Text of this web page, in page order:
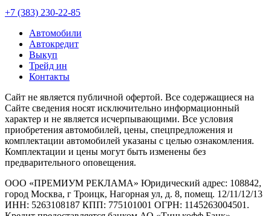
+7 (383) 230-22-85
Автомобили
Автокредит
Выкуп
Трейд ин
Контакты
Cайт не является публичной офертой. Все содержащиеся на
Сайте сведения носят исключительно информационный
характер и не является исчерпывающими. Все условия
приобретения автомобилей, цены, спецпредложения и
комплектации автомобилей указаны с целью ознакомления.
Комплектации и цены могут быть изменены без
предварительного оповещения.
ООО «ПРЕМИУМ РЕКЛАМА» Юридический адрес: 108842,
город Москва, г Троицк, Нагорная ул, д. 8, помещ. 12/11/12/13
ИНН: 5263108187 КПП: 775101001 ОГРН: 1145263004501.